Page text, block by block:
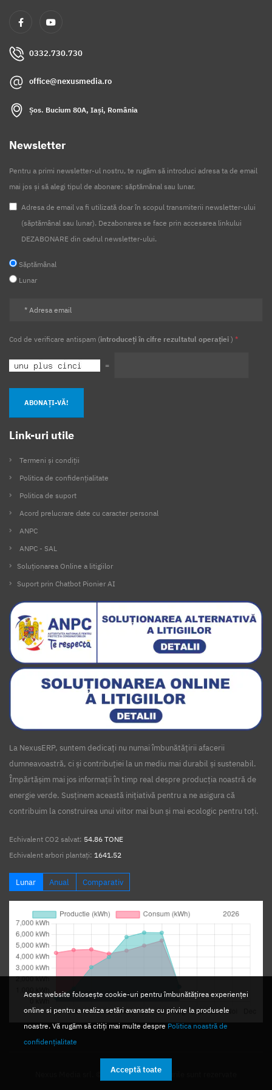
Acest website folosește cookie-uri pentru îmbunătățirea experienței
online si pentru a realiza setări avansate cu privire la produsele
noastre. Vă rugăm să citiți mai multe despre Politica noastră de
confidențialitate
Acceptă toate
Neamt
Prahova
Salaj
Satu Mare
Suceava
Teleorman
Tulcea
Valcea
Vaslui
Vrancea
0332.730.730
office@nexusmedia.ro
Șos. Bucium 80A, Iași, România
Newsletter
Pentru a primi newsletter-ul nostru, te rugăm să introduci adresa ta de email
mai jos și să alegi tipul de abonare: săptămânal sau lunar.
Adresa de email va fi utilizată doar în scopul transmiterii newsletter-ului
(săptămânal sau lunar). Dezabonarea se face prin accesarea linkului
DEZABONARE din cadrul newsletter-ului.
Săptămânal
Lunar
Cod de verificare antispam (introduceți în cifre rezultatul operației ) *
=
ABONAȚI-VĂ!
Link-uri utile
Termeni și condiții
Politica de confidențialitate
Politica de suport
Acord prelucrare date cu caracter personal
ANPC
ANPC - SAL
Soluționarea Online a litigiilor
Suport prin Chatbot Pionier AI
La NexusERP, suntem dedicați nu numai îmbunătățirii afacerii
dumneavoastră, ci și contribuției la un mediu mai durabil și sustenabil.
Împărtășim mai jos informații în timp real despre producția noastră de
energie verde. Susținem această inițiativă pentru a ne asigura că
contribuim la construirea unui viitor mai bun și mai ecologic pentru toți.
Echivalent CO2 salvat: 54.86 TONE
Echivalent arbori plantați: 1641.52
Lunar Anual Comparativ
Nexus Media srl. © 2026. Toate drepturile sunt rezervate